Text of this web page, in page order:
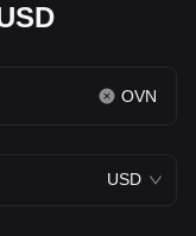
OVN
USD